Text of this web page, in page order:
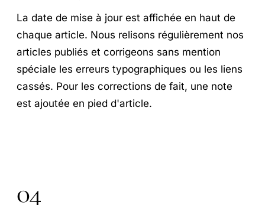
La date de mise à jour est affichée en haut de
chaque article. Nous relisons régulièrement nos
articles publiés et corrigeons sans mention
spéciale les erreurs typographiques ou les liens
cassés. Pour les corrections de fait, une note
est ajoutée en pied d'article.
04